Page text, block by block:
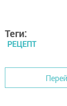
Теги:
РЕЦЕПТ